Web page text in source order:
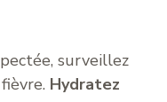
surveillez
Hydratez